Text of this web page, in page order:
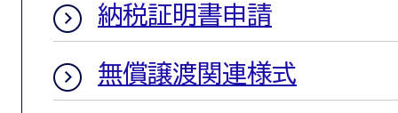
納税証明書申請
無償譲渡関連様式